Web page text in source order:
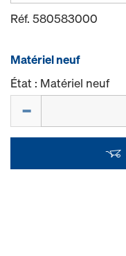
Réf. 580583000
Matériel neuf
État : Matériel neuf